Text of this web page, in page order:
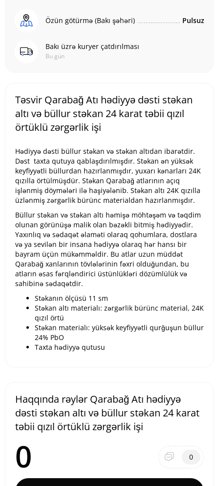
Özün götürmə (Bakı şəhəri) Pulsuz
Bakı üzrə kuryer çatdırılması
Bu gün
Təsvir Qarabağ Atı hədiyyə dəsti stəkan
altı və büllur stəkan 24 karat təbii qızıl
örtüklü zərgərlik işi
Hədiyyə dəsti büllur stəkan və stəkan altıdan ibarətdir.
Dəst taxta qutuya qablaşdırılmışdır. Stəkan ən yüksək
keyfiyyətli büllurdan hazırlanmışdır, yuxarı kənarları 24K
qızılla örtülmüşdür. Stəkan Qarabağ atlarının açıq
işlənmiş döymələri ilə haşiyələnib. Stəkan altı 24K qızılla
üzlənmiş zərgərlik bürünc materialdan hazırlanmışdır.
Büllur stəkan və stəkan altı həmişə möhtəşəm və təqdim
olunan görünüşə malik olan bəzəkli bitmiş hədiyyədir.
Yaxınlıq və sədaqət əlaməti olaraq qohumlara, dostlara
və ya sevilən bir insana hədiyyə olaraq hər hansı bir
bayram üçün mükəmməldir. Bu atlar uzun müddət
Qarabağ xanlarının tövlələrinin fəxri olduğundan, bu
atların əsas fərqləndirici üstünlükləri dözümlülük və
sahibinə sədaqətdir.
Stəkanın ölçüsü 11 sm
Stəkan altı materialı: zərgərlik bürünc material, 24K
qızıl örtü
Stəkan materialı: yüksək keyfiyyətli qurğuşun büllur
24% PbO
Taxta hədiyyə qutusu
Haqqında rəylər Qarabağ Atı hədiyyə
dəsti stəkan altı və büllur stəkan 24 karat
təbii qızıl örtüklü zərgərlik işi
0 0